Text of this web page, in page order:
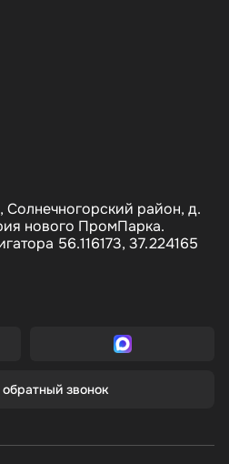
Солнечногорский район, д.
нового ПромПарка.
56.116173, 37.224165
обратный звонок